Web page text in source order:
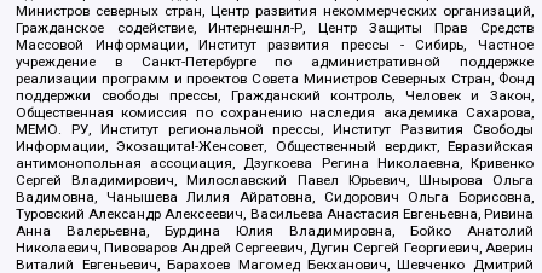
Министров северных стран, Центр развития некоммерческих организаций,
Гражданское содействие, Интернешнл-Р, Центр Защиты Прав Средств
Массовой Информации, Институт развития прессы - Сибирь, Частное
учреждение в Санкт-Петербурге по административной поддержке
реализации программ и проектов Совета Министров Северных Стран, Фонд
поддержки свободы прессы, Гражданский контроль, Человек и Закон,
Общественная комиссия по сохранению наследия академика Сахарова,
МЕМО. РУ, Институт региональной прессы, Институт Развития Свободы
Информации, Экозащита!-Женсовет, Общественный вердикт, Евразийская
антимонопольная ассоциация, Дзугкоева Регина Николаевна, Кривенко
Сергей Владимирович, Милославский Павел Юрьевич, Шнырова Ольга
Вадимовна, Чанышева Лилия Айратовна, Сидорович Ольга Борисовна,
Туровский Александр Алексеевич, Васильева Анастасия Евгеньевна, Ривина
Анна Валерьевна, Бурдина Юлия Владимировна, Бойко Анатолий
Николаевич, Пивоваров Андрей Сергеевич, Дугин Сергей Георгиевич, Аверин
Виталий Евгеньевич, Барахоев Магомед Бекханович, Шевченко Дмитрий